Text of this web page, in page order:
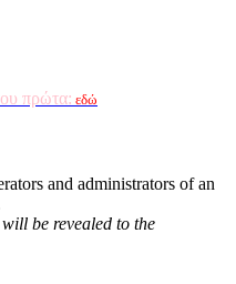
πρώτα: εδώ
and administrators of an
be revealed to the